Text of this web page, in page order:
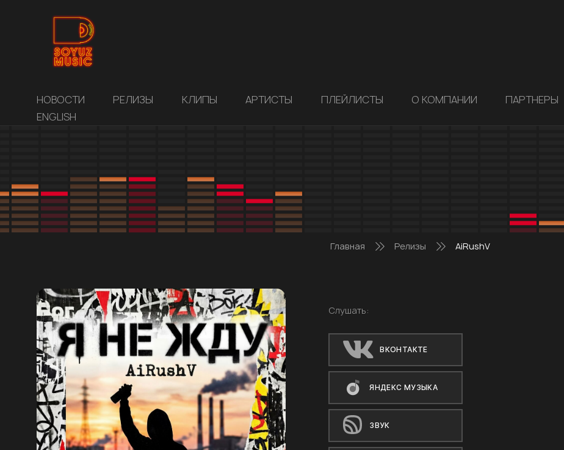
НОВОСТИ РЕЛИЗЫ КЛИПЫ АРТИСТЫ ПЛЕЙЛИСТЫ О КОМПАНИИ ПАРТНЕРЫ
ENGLISH
Главная Релизы AiRushV
Слушать:
ВКОНТАКТЕ
ЯНДЕКС МУЗЫКА
ЗВУК